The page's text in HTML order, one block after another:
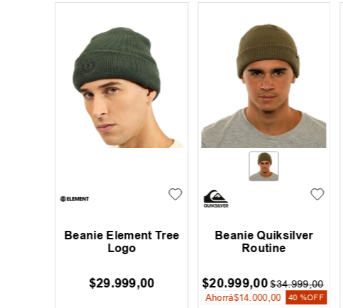
Beanie Element Tree
Logo
$29.999,00
Beanie Quiksilver
Routine
$20.999,00 $34.999,00
Ahorrá$14.000 ,00 40 %OFF